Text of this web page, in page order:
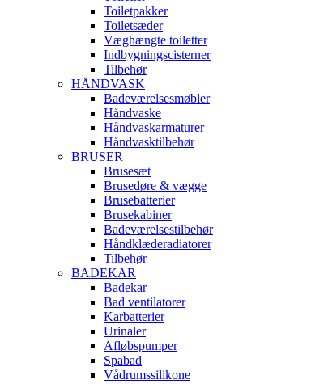
Toiletpakker
Toiletsæder
Væghængte toiletter
Indbygningscisterner
Tilbehør
HÅNDVASK
Badeværelsesmøbler
Håndvaske
Håndvaskarmaturer
Håndvasktilbehør
BRUSER
Brusesæt
Brusedøre & vægge
Brusebatterier
Brusekabiner
Badeværelsestilbehør
Håndklæderadiatorer
Tilbehør
BADEKAR
Badekar
Bad ventilatorer
Karbatterier
Urinaler
Afløbspumper
Spabad
Vådrumssilikone